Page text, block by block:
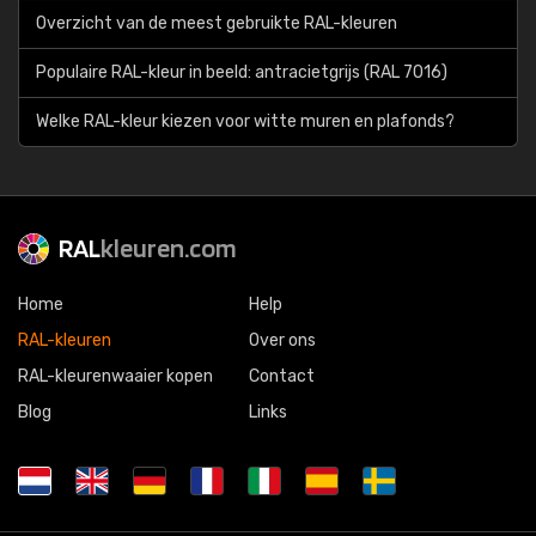
Overzicht van de meest gebruikte RAL-kleuren
Populaire RAL-kleur in beeld: antracietgrijs (RAL 7016)
Welke RAL-kleur kiezen voor witte muren en plafonds?
RALkleuren.com
Home
RAL-kleuren
RAL-kleurenwaaier kopen
Blog
Help
Over ons
Contact
Links